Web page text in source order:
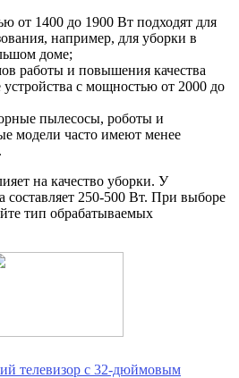
от 1400 до 1900 Вт подходят для
например, для уборки в
доме;
работы и повышения качества
с мощностью от 2000 до
пылесосы, роботы и
модели часто имеют менее
на качество уборки. У
составляет 250-500 Вт. При выборе
тип обрабатываемых
телевизор с 32-дюймовым